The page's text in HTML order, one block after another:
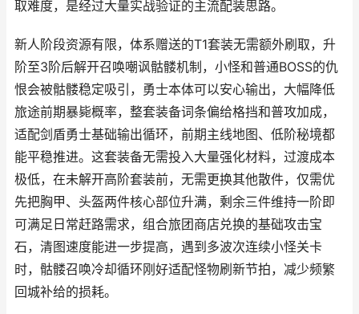
取难度，是经过大量实战验证的主流配装思路。
新人阶段资源有限，体系赠送的T1套装无需额外刷取，升
阶至3阶后解开召唤嘲讽骷髅机制，小怪和普通BOSS的仇
恨会被骷髅稳定吸引，勇士本体可以安心输出，大幅降低
旅途前期暴毙概率，整套装备词条偏给格挡和普攻加成，
适配剑盾勇士基础输出循环，前期主线地图、低阶秘境都
能平稳推进。这套装备无需投入大量强化材料，过渡成本
极低，在未解开高阶套装前，无需更换其他散件，仅需优
先把胸甲、头盔两件核心部位升满，剩余三件维持一阶即
可满足日常赶路需求，组合旅团商店兑换的基础攻击宝
石，清图速度能进一步提高，遇到多波次连续小怪关卡
时，骷髅召唤冷却循环刚好适配怪物刷新节拍，减少频繁
回城补给的损耗。